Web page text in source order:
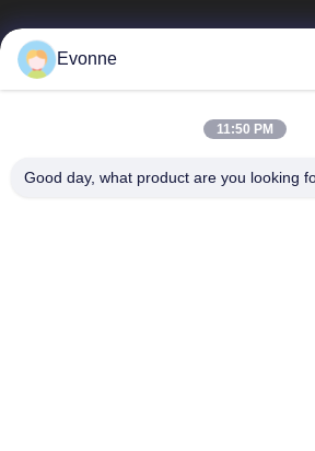
Stofverzamelsystemen
Stofopvangsystemen
hbkedacc@gmail.com
8188867
Evonne
11:50 PM
Good day, what product are you looking